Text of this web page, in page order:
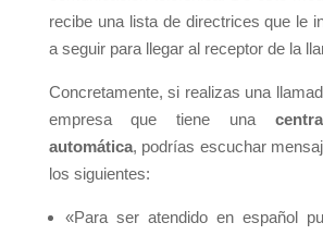
recibe una lista de directrices que le
a seguir para llegar al receptor de la
Concretamente, si realizas una
empresa que tiene una
automática, podrías escuchar
los siguientes:
«Para ser atendido en español